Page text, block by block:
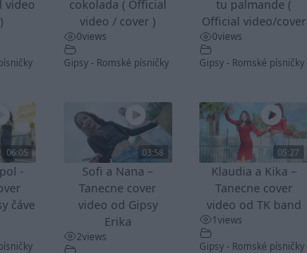
video
cokolada ( Official
video / cover )
0views
Gipsy - Romské písničky
tu palmande (
Official video/cover
0views
Gipsy - Romské písničky
06:05
-
čáve
03:58
Sofi a Nana –
Tanecne cover
video od Gipsy
Erika
2views
05:27
Klaudia a Kika –
Tanecne cover
video od TK band
1views
Gipsy - Romské písničky